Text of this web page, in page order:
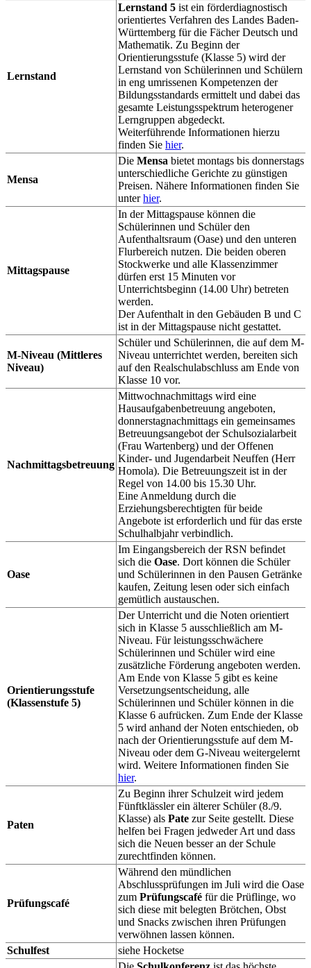
Lernstand
Lernstand 5 ist ein förderdiagnostisch
orientiertes Verfahren des Landes Baden-
Württemberg für die Fächer Deutsch und
Mathematik. Zu Beginn der
Orientierungsstufe (Klasse 5) wird der
Lernstand von Schülerinnen und Schülern
in eng umrissenen Kompetenzen der
Bildungsstandards ermittelt und dabei das
gesamte Leistungsspektrum heterogener
Lerngruppen abgedeckt.
Weiterführende Informationen hierzu
finden Sie hier.
Mensa
Die Mensa bietet montags bis donnerstags
unterschiedliche Gerichte zu günstigen
Preisen. Nähere Informationen finden Sie
unterhier.
Mittagspause
In der Mittagspause können die
Schülerinnen und Schüler den
Aufenthaltsraum (Oase) und den unteren
Flurbereich nutzen. Die beiden oberen
Stockwerke und alle Klassenzimmer
dürfen erst 15 Minuten vor
Unterrichtsbeginn (14.00 Uhr) betreten
werden.
Der Aufenthalt in den Gebäuden B und C
ist in der Mittagspause nicht gestattet.
M-Niveau (Mittleres
Niveau)
Schüler und Schülerinnen, die auf dem M-
Niveau unterrichtet werden, bereiten sich
auf den Realschulabschluss am Ende von
Klasse 10 vor.
Nachmittagsbetreuung
Mittwochnachmittags wird eine
Hausaufgabenbetreuung angeboten,
donnerstagnachmittags ein gemeinsames
Betreuungsangebot der Schulsozialarbeit
(Frau Wartenberg) und der Offenen
Kinder- und Jugendarbeit Neuffen (Herr
Homola). Die Betreuungszeit ist in der
Regel von 14.00 bis 15.30 Uhr.
Eine Anmeldung durch die
Erziehungsberechtigten für beide
Angebote ist erforderlich und für das erste
Schulhalbjahr verbindlich.
Oase
Im Eingangsbereich der RSN befindet
sich die Oase. Dort können die Schüler
und Schülerinnen in den Pausen Getränke
kaufen, Zeitung lesen oder sich einfach
gemütlich austauschen.
Orientierungsstufe
(Klassenstufe 5)
Der Unterricht und die Noten orientiert
sich in Klasse 5 ausschließlich am M-
Niveau. Für leistungsschwächere
Schülerinnen und Schüler wird eine
zusätzliche Förderung angeboten werden.
Am Ende von Klasse 5 gibt es keine
Versetzungsentscheidung, alle
Schülerinnen und Schüler können in die
Klasse 6 aufrücken. Zum Ende der Klasse
5 wird anhand der Noten entschieden, ob
nach der Orientierungsstufe auf dem M-
Niveau oder dem G-Niveau weitergelernt
wird. Weitere Informationen finden Sie
hier.
Paten
Zu Beginn ihrer Schulzeit wird jedem
Fünftklässler ein älterer Schüler (8./9.
Klasse) als Pate zur Seite gestellt. Diese
helfen bei Fragen jedweder Art und dass
sich die Neuen besser an der Schule
zurechtfinden können.
Prüfungscafé
Während den mündlichen
Abschlussprüfungen im Juli wird die Oase
zum Prüfungscafé für die Prüflinge, wo
sich diese mit belegten Brötchen, Obst
und Snacks zwischen ihren Prüfungen
verwöhnen lassen können.
Schulfest
siehe Hocketse